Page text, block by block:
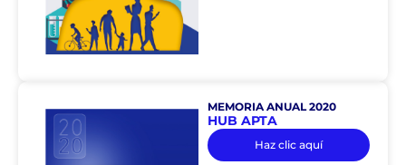
MEMORIA ANUAL 2020
HUB APTA
Haz clic aquí